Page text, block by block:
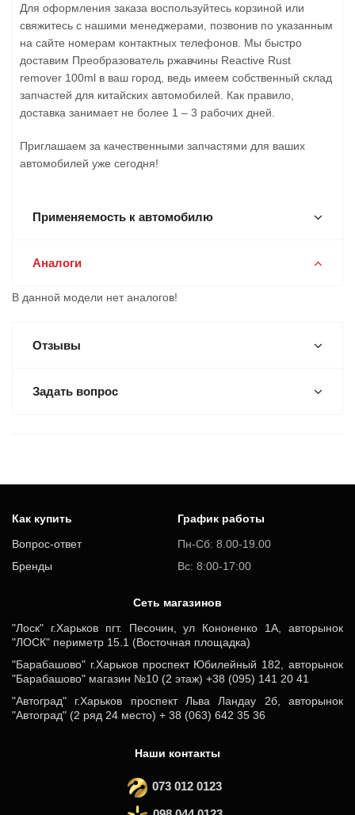
Для оформления заказа воспользуйтесь корзиной или
свяжитесь с нашими менеджерами, позвонив по указанным
на сайте номерам контактных телефонов. Мы быстро
доставим Преобразователь ржавчины Reactive Rust
remover 100ml в ваш город, ведь имеем собственный склад
запчастей для китайских автомобилей. Как правило,
доставка занимает не более 1 – 3 рабочих дней.
Приглашаем за качественными запчастями для ваших
автомобилей уже сегодня!
Применяемость к автомобилю
Аналоги
В данной модели нет аналогов!
Отзывы
Задать вопрос
Как купить
Вопрос-ответ
Бренды
График работы
Пн-Сб: 8.00-19.00
Вс: 8:00-17:00
Cеть магазинов
"Лоск" г.Харьков пгт. Песочин, ул Кононенко 1А, авторынок
"ЛОСК" периметр 15.1 (Восточная площадка)
"Барабашово" г.Харьков проспект Юбилейный 182, авторынок
"Барабашово" магазин №10 (2 этаж) +38 (095) 141 20 41
"Автоград" г.Харьков проспект Льва Ландау 2б, авторынок
"Автоград" (2 ряд 24 место) + 38 (063) 642 35 36
Наши контакты
073 012 0123